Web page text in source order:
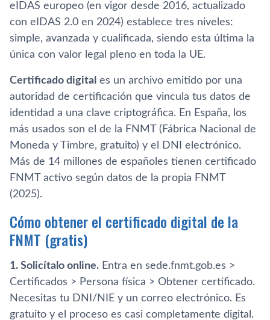
eIDAS europeo (en vigor desde 2016, actualizado
con eIDAS 2.0 en 2024) establece tres niveles:
simple, avanzada y cualificada, siendo esta última la
única con valor legal pleno en toda la UE.
Certificado digital es un archivo emitido por una
autoridad de certificación que vincula tus datos de
identidad a una clave criptográfica. En España, los
más usados son el de la FNMT (Fábrica Nacional de
Moneda y Timbre, gratuito) y el DNI electrónico.
Más de 14 millones de españoles tienen certificado
FNMT activo según datos de la propia FNMT
(2025).
Cómo obtener el certificado digital de la
FNMT (gratis)
1. Solicítalo online. Entra en sede.fnmt.gob.es >
Certificados > Persona física > Obtener certificado.
Necesitas tu DNI/NIE y un correo electrónico. Es
gratuito y el proceso es casi completamente digital.